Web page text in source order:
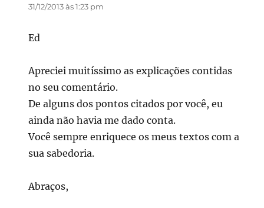
31/12/2013 às 1:23 pm
Ed
Apreciei muitíssimo as explicações contidas
no seu comentário.
De alguns dos pontos citados por você, eu
ainda não havia me dado conta.
Você sempre enriquece os meus textos com a
sua sabedoria.
Abraços,